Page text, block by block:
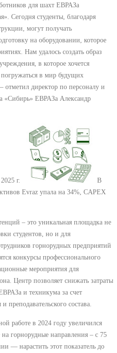
для шахт ЕВРАЗа
Сегодня студенты, благодаря
могут получать
на оборудовании, которое
Нам удалось создать образ
в которое хочется
в мир будущих
директор по персоналу и
«Сибирь» ЕВРАЗа Александр
г.
В
Evraz упала на 34%, CAPEX
– это уникальная площадка не
студентов, но и для
горнорудных предприятий
конкурсы профессионального
мероприятия для
Центр позволяет снижать затраты
и техникума за счет
преподавательского состава.
работе в 2024 году увеличился
горнорудные направления – с 75
— нарастить этот показатель до